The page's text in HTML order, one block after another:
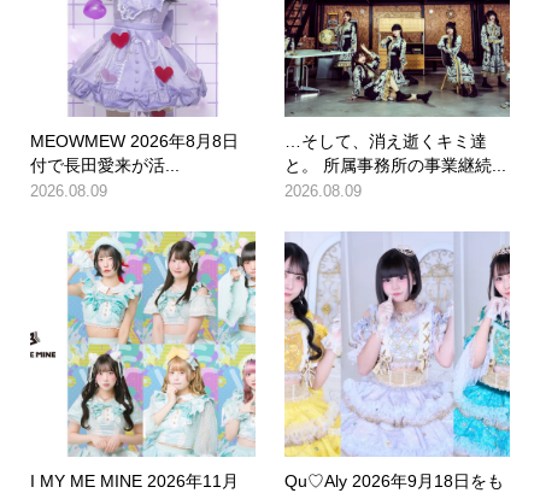
MEOWMEW 2026年8月8日
付で長田愛来が活...
2026.08.09
…そして、消え逝くキミ達
と。 所属事務所の事業継続...
2026.08.09
I MY ME MINE 2026年11月
Qu♡Aly 2026年9月18日をも